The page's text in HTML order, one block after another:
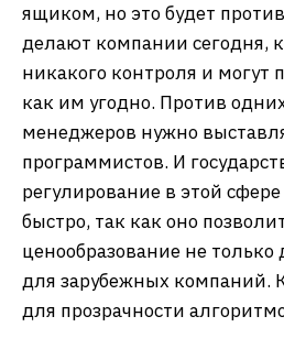
ящиком, но это будет
делают компании сегодня,
никакого контроля и могут
как им угодно. Против
менеджеров нужно
программистов. И
регулирование в этой
быстро, так как оно
ценообразование не
для зарубежных компаний.
для прозрачности